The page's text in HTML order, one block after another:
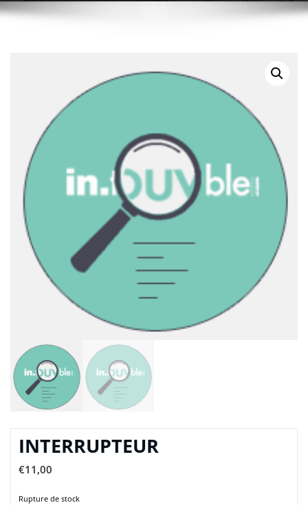
INTERRUPTEUR
€11,00
Rupture de stock